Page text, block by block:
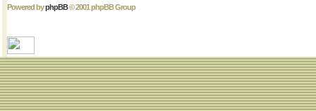
Powered byphpBB© 2001 phpBB Group